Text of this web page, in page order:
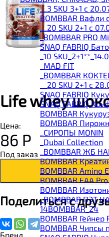
__3 SKU 3+1 с
BOMBBAR Вафли
__20 SKU 2+1 с
_BOMBBAR
SNAQ FABRIQ
_10
_MAD FIT
_BOMBBAR
__20 SKU 2+1 с
SNAQ FABRIQ
SNAQ FABRIQ
BOMBBAR
BOMBBAR
_CИРОПЫ MONIN
_Dubai Collection
_BOMBBAR ЖБ
BOMBBAR
BOMBBAR Amino
BOMBBAR EAA Pro
BOMBBAR
_BOMBBAR ПЭТ
14BOMBBAR_24
BOMBBAR Гейнер
BOMBBAR Чипсы
Life whey
Цена:
86 Р
Под заказ
Поделиться с
Бренд